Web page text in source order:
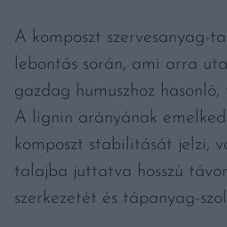
A komposzt szervesanyag-
lebontás során, ami arra
gazdag humuszhoz hasonló,
A lignin arányának
komposzt stabilitását jelzi,
talajba juttatva hosszú
szerkezetét és tápanyag-